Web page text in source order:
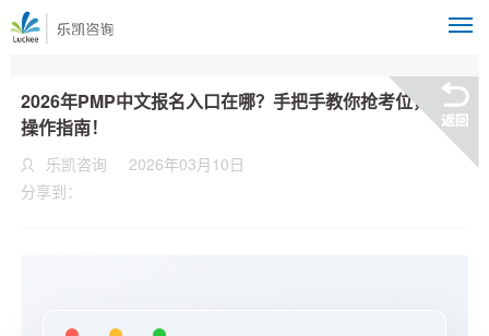
2026年PMP中文报名入口在哪？手把手教你抢考位，图文
操作指南！
乐凯咨询
2026年03月10日
分享到：